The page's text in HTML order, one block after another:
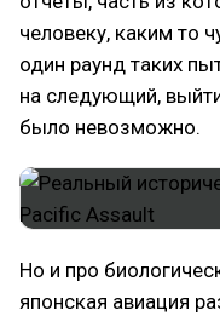
человеку, каким то
один раунд таких
на следующий,
было невозможно.
Но и про
японская авиация